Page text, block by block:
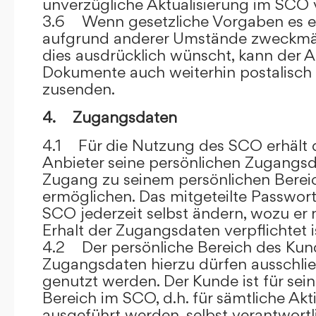
unverzügliche Aktualisierung im SCO
3.6 Wenn gesetzliche Vorgaben es
aufgrund anderer Umstände
dies ausdrücklich wünscht, kann der
Dokumente auch weiterhin
zusenden.
4. Zugangsdaten
4.1 Für die Nutzung des SCO erhält
Anbieter seine persönlichen
Zugang zu seinem persönlichen
ermöglichen. Das mitgeteilte
SCO jederzeit selbst ändern, wozu er
Erhalt der Zugangsdaten verpflichtet
4.2 Der persönliche Bereich des
Zugangsdaten hierzu dürfen
genutzt werden. Der Kunde ist für
Bereich im SCO, d.h. für sämtliche